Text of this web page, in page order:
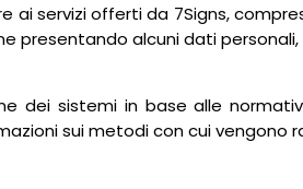
servizi offerti da 7Signs,
alcuni dati
dei sistemi in base alle
sui metodi con cui vengono